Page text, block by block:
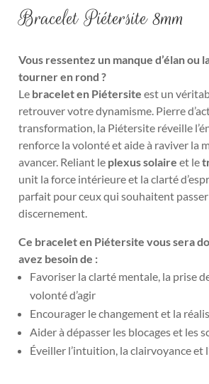
Bracelet Piétersite 8mm
Vous ressentez un manque d’élan ou
tourner en rond ?
Le bracelet en Piétersite est un
retrouver votre dynamisme. Pierre
transformation, la Piétersite réveille
renforce la volonté et aide à raviver la
avancer. Reliant le plexus solaire et le
unit la force intérieure et la clarté
parfait pour ceux qui souhaitent passer
discernement.
Ce bracelet en Piétersite vous sera
avez besoin de :
Favoriser la clarté mentale, la prise
volonté d’agir
Encourager le changement et la
Aider à dépasser les blocages et les
Éveiller l’intuition, la clairvoyance et